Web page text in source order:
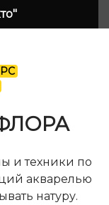
и техники по
акварелью
натуру.